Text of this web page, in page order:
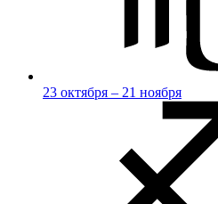
23 октября – 21 ноября